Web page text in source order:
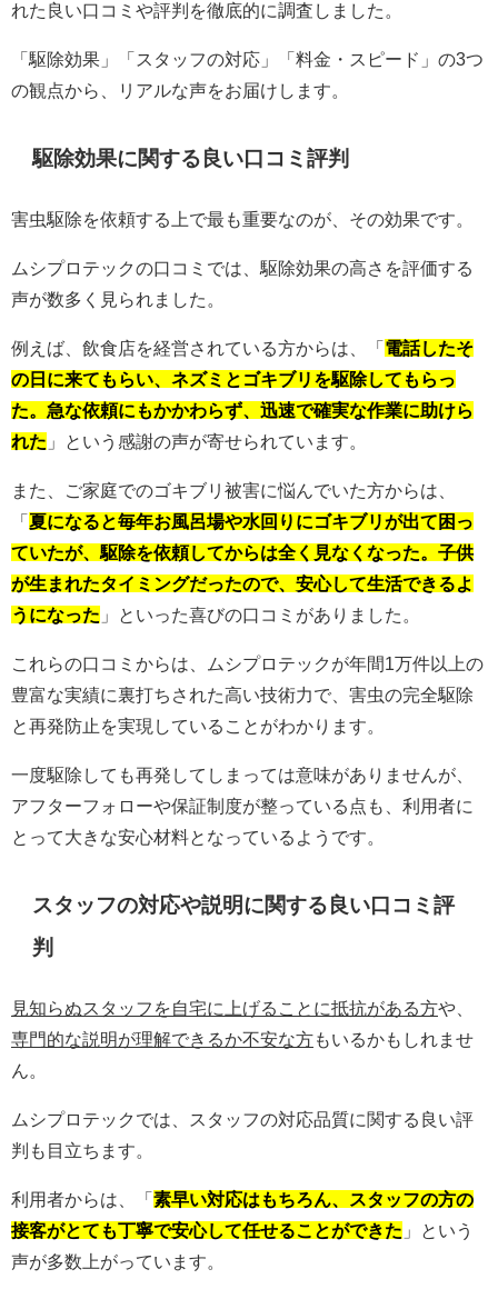
れた良い口コミや評判を徹底的に調査しました。
「駆除効果」「スタッフの対応」「料金・スピード」の3つ
の観点から、リアルな声をお届けします。
駆除効果に関する良い口コミ評判
害虫駆除を依頼する上で最も重要なのが、その効果です。
ムシプロテックの口コミでは、駆除効果の高さを評価する
声が数多く見られました。
例えば、飲食店を経営されている方からは、「 電話したそ
の日に来てもらい、ネズミとゴキブリを駆除してもらっ
た。急な依頼にもかかわらず、迅速で確実な作業に助けら
れた 」という感謝の声が寄せられています。
また、ご家庭でのゴキブリ被害に悩んでいた方からは、
「 夏になると毎年お風呂場や水回りにゴキブリが出て困っ
ていたが、駆除を依頼してからは全く見なくなった。子供
が生まれたタイミングだったので、安心して生活できるよ
うになった 」といった喜びの口コミがありました。
これらの口コミからは、ムシプロテックが年間1万件以上の
豊富な実績に裏打ちされた高い技術力で、害虫の完全駆除
と再発防止を実現していることがわかります。
一度駆除しても再発してしまっては意味がありませんが、
アフターフォローや保証制度が整っている点も、利用者に
とって大きな安心材料となっているようです。
スタッフの対応や説明に関する良い口コミ評
判
見知らぬスタッフを自宅に上げることに抵抗がある方や、
専門的な説明が理解できるか不安な方もいるかもしれませ
ん。
ムシプロテックでは、スタッフの対応品質に関する良い評
判も目立ちます。
利用者からは、「 素早い対応はもちろん、スタッフの方の
接客がとても丁寧で安心して任せることができた 」という
声が多数上がっています。